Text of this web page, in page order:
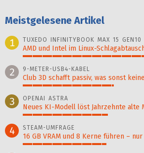
Meistgelesene Artikel
1
TUXEDO INFINITYBOOK MAX 15 GEN10
AMD und Intel im Linux-
2 9-METER-USB4-KABEL
Club 3D schafft passiv, was sonst
3 OPENAI ASTRA
Neues KI-Modell löst Jahr­zehn­te alte
4 STEAM-UMFRAGE
16 GB VRAM und 8 Kerne führen –